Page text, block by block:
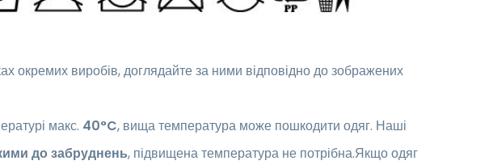
окремих виробів, доглядайте за ними відповідно до зображених
макс. 40°C, вища температура може пошкодити одяг. Наші
до забруднень, підвищена температура не потрібна.Якщо одяг